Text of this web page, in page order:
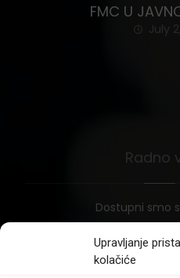
Upravljanje
kolačiće
FMC U
July
Radno
Dostupni smo